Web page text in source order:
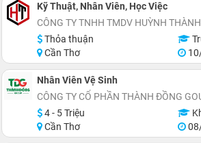
Kỹ Thuật, Nhân Viên, Học Việc
CÔNG TY TNHH TMDV HUỲNH THÀNH
Thỏa thuận
Cần Thơ
Nhân Viên Vệ Sinh
CÔNG TY CỔ PHẦN THÀNH ĐỒNG
4 - 5 Triệu
Cần Thơ